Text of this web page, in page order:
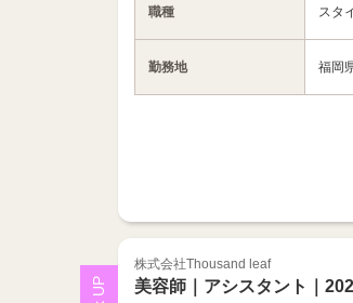
職種 スタ
勤務地 福岡
株式会社Thousand leaf
美容師｜アシスタント｜